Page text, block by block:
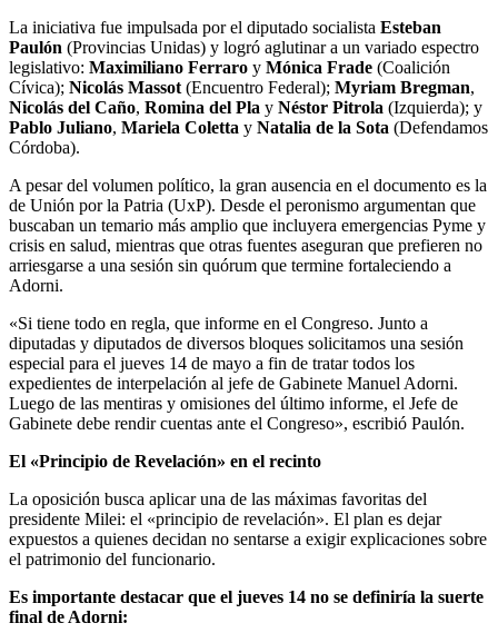
La iniciativa fue impulsada por el diputado socialista Esteban
Paulón (Provincias Unidas) y logró aglutinar a un variado espectro
legislativo: Maximiliano Ferraro y Mónica Frade (Coalición
Cívica); Nicolás Massot (Encuentro Federal); Myriam Bregman,
Nicolás del Caño, Romina del Pla y Néstor Pitrola (Izquierda); y
Pablo Juliano, Mariela Coletta y Natalia de la Sota (Defendamos
Córdoba).
A pesar del volumen político, la gran ausencia en el documento es la
de Unión por la Patria (UxP). Desde el peronismo argumentan que
buscaban un temario más amplio que incluyera emergencias Pyme y
crisis en salud, mientras que otras fuentes aseguran que prefieren no
arriesgarse a una sesión sin quórum que termine fortaleciendo a
Adorni.
«Si tiene todo en regla, que informe en el Congreso. Junto a
diputadas y diputados de diversos bloques solicitamos una sesión
especial para el jueves 14 de mayo a fin de tratar todos los
expedientes de interpelación al jefe de Gabinete Manuel Adorni.
Luego de las mentiras y omisiones del último informe, el Jefe de
Gabinete debe rendir cuentas ante el Congreso», escribió Paulón.
El «Principio de Revelación» en el recinto
La oposición busca aplicar una de las máximas favoritas del
presidente Milei: el «principio de revelación». El plan es dejar
expuestos a quienes decidan no sentarse a exigir explicaciones sobre
el patrimonio del funcionario.
Es importante destacar que el jueves 14 no se definiría la suerte
final de Adorni: